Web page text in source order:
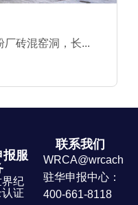
厂砖混窑洞，长...
报服
界纪
证
联系我们
驻华申报中心：
400-661-8118